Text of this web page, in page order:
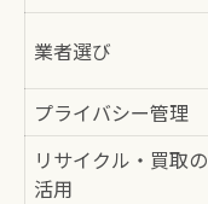
業者選び
プライバシー管理
リサイクル・買取の
活用